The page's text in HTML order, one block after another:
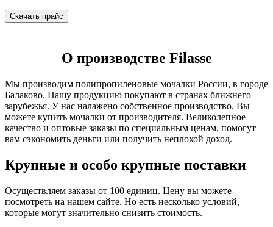
О производстве Filasse
Мы производим полипропиленовые мочалки России, в городе
Балаково. Нашу продукцию покупают в странах ближнего
зарубежья. У нас налажено собственное производство. Вы
можете купить мочалки от производителя. Великолепное
качество и оптовые заказы по специальным ценам, помогут
вам сэкономить деньги или получить неплохой доход.
Крупные и особо крупные поставки
Осуществляем заказы от 100 единиц. Цену вы можете
посмотреть на нашем сайте. Но есть несколько условий,
которые могут значительно снизить стоимость.